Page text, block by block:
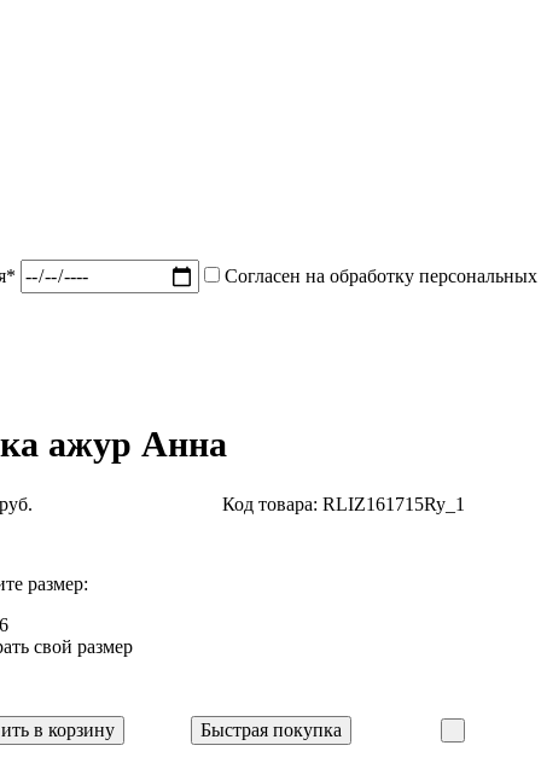
Согласен на обработку персональных
ажур Анна
Код товара: RLIZ161715Ry_1
размер:
свой размер
в корзину Быстрая покупка